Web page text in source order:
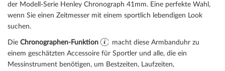
der Modell-Serie Henley Chronograph 41mm. Eine perfekte Wahl,
wenn Sie einen Zeitmesser mit einem sportlich lebendigen Look
suchen.
Die Chronographen-Funktion
macht diese Armbanduhr zu
einem geschätzten Accessoire für Sportler und alle, die ein
Messinstrument benötigen, um Bestzeiten, Laufzeiten,